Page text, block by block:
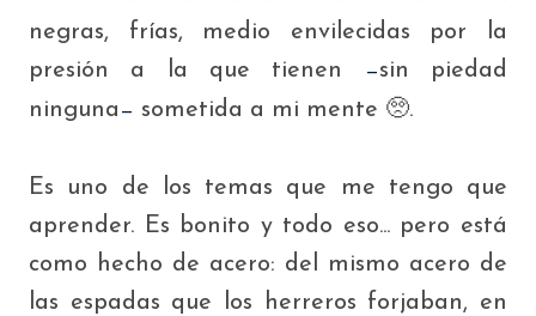
negras, frías, medio envilecidas por la
presión a la que tienen
—sin piedad
ninguna — sometida a mi mente 🥺.
Es uno de los temas que me tengo que
aprender. Es bonito y todo eso... pero está
como hecho de acero: del mismo acero de
las espadas que los herreros forjaban, en